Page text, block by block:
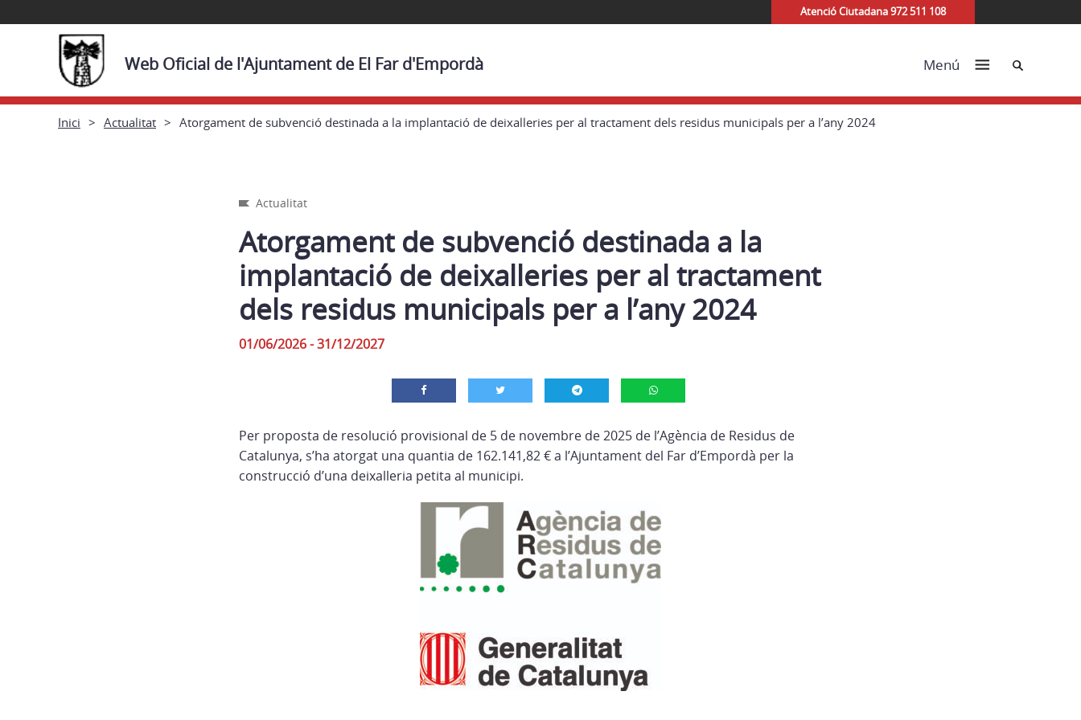
Atenció Ciutadana 972 511 108
Web Oficial de l'Ajuntament de El Far d'Empordà Menú Cerca
Inici Actualitat Atorgament de subvenció destinada a la implantació de deixalleries per al tractament dels residus municipals per a l’any 2024
Actualitat
Atorgament de subvenció destinada a la
implantació de deixalleries per al tractament
dels residus municipals per a l’any 2024
01/06/2026 - 31/12/2027
Per proposta de resolució provisional de 5 de novembre de 2025 de l’Agència de Residus de
Catalunya, s’ha atorgat una quantia de 162.141,82 € a l’Ajuntament del Far d’Empordà per la
construcció d’una deixalleria petita al municipi.